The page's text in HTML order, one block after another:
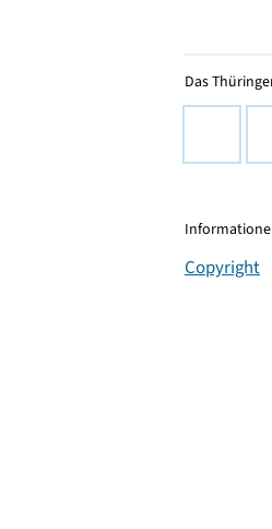
Das
Copyright